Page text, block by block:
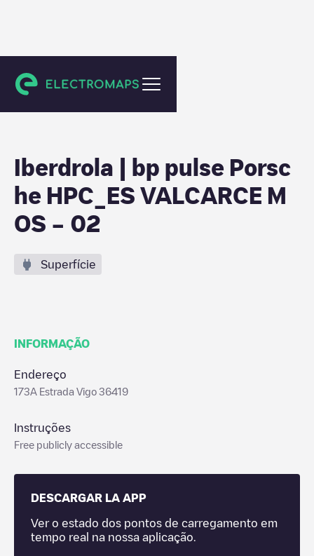
Unknown city (temporary)
Iberdrola | bp pulse Porsc
he HPC_ES VALCARCE M
OS – 02
Superfície
INFORMAÇÃO
Endereço
173A Estrada Vigo 36419
Instruções
Free publicly accessible
DESCARGAR LA APP
Ver o estado dos pontos de carregamento em
tempo real na nossa aplicação.